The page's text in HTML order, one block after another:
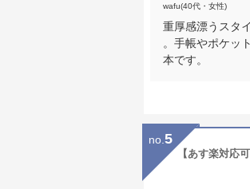
wafu(40代・女性)
重厚感漂うスタ
。手帳やポケッ
本です。
no. 5